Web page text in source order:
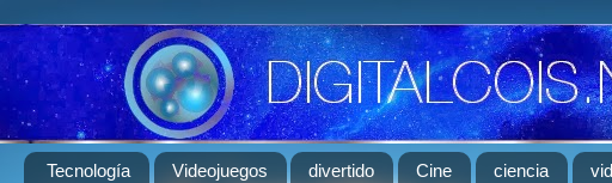
Tecnología Videojuegos divertido Cine ciencia